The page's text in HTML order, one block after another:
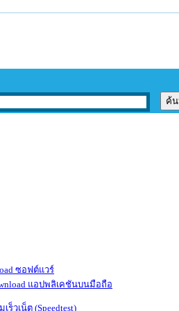
ซอฟต์แวร์
แอปพลิเคชันบนมือถือ
ร็วเน็ต (Speedtest)